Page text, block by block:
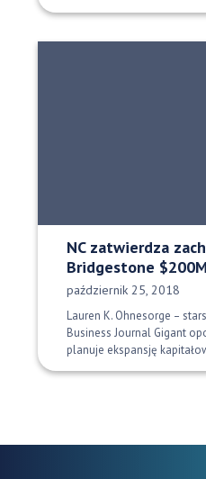
NC zatwierdza
Bridgestone
Data opublikowania:
październik 25, 2018
Lauren K. Ohnesorge –
Business Journal Gigant
planuje ekspansję